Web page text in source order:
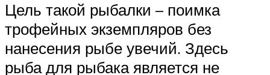
Цель такой рыбалки – поимка
трофейных экземпляров без
нанесения рыбе увечий. Здесь
рыба для рыбака является не